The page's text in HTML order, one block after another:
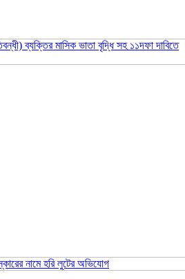
ব্যক্তির মাসিক ভাতা বৃদ্ধি সহ ১১দফা দাবিতে
নামে হরি লুটের অভিযোগ